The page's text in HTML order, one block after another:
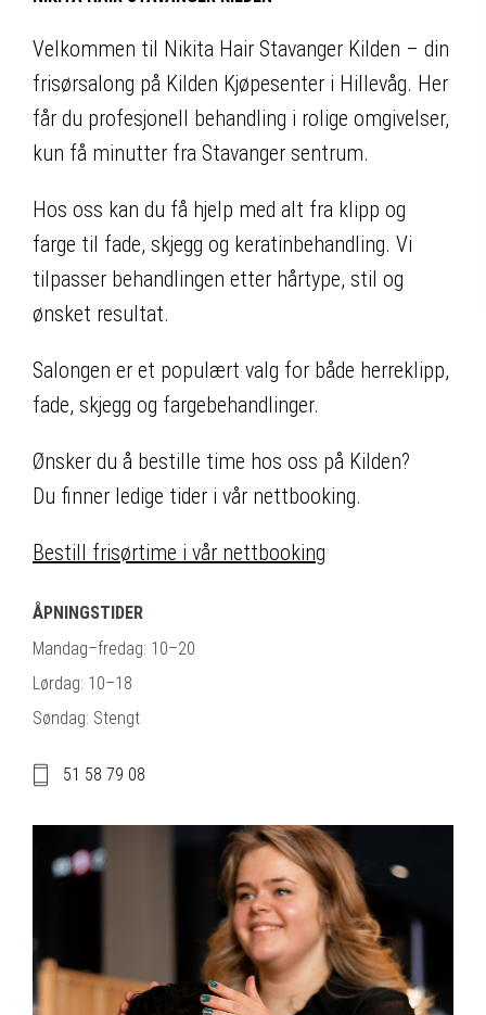
Velkommen til Nikita Hair Stavanger Kilden – din
frisørsalong på Kilden Kjøpesenter i Hillevåg. Her
får du profesjonell behandling i rolige omgivelser,
kun få minutter fra Stavanger sentrum.
Hos oss kan du få hjelp med alt fra klipp og
farge til fade, skjegg og keratinbehandling. Vi
tilpasser behandlingen etter hårtype, stil og
ønsket resultat.
Salongen er et populært valg for både herreklipp,
fade, skjegg og fargebehandlinger.
Ønsker du å bestille time hos oss på Kilden?
Du finner ledige tider i vår nettbooking.
Bestill frisørtime i vår nettbooking
ÅPNINGSTIDER
Mandag–fredag: 10–20
Lørdag: 10–18
Søndag: Stengt
51 58 79 08